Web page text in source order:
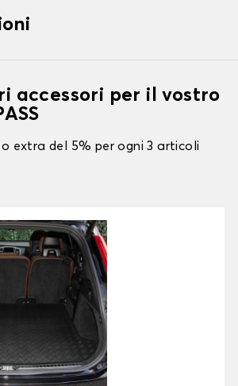
accessori per il vostro
extra del 5% per ogni 3 articoli